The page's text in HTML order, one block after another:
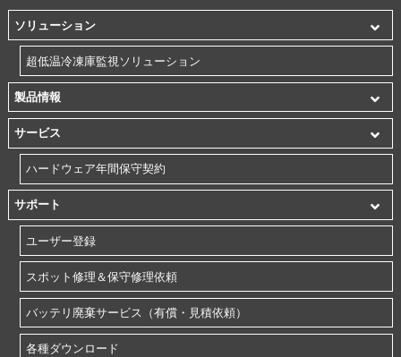
ソリューション
超低温冷凍庫監視ソリューション
製品情報
サービス
ハードウェア年間保守契約
サポート
ユーザー登録
スポット修理＆保守修理依頼
バッテリ廃棄サービス（有償・見積依頼）
各種ダウンロード